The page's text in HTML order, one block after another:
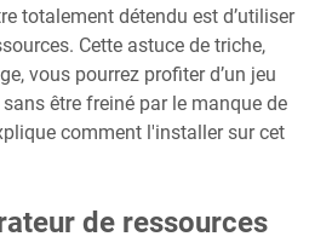
totalement détendu est d’utiliser
Cette astuce de triche,
vous pourrez profiter d’un jeu
être freiné par le manque de
comment l'installer sur cet
de ressources